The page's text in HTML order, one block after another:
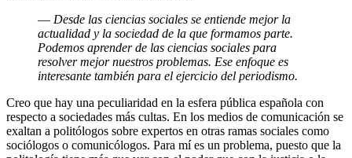
— Desde las ciencias sociales se entiende mejor la
actualidad y la sociedad de la que formamos parte.
Podemos aprender de las ciencias sociales para
resolver mejor nuestros problemas. Ese enfoque es
interesante también para el ejercicio del periodismo.
Creo que hay una peculiaridad en la esfera pública española con
respecto a sociedades más cultas. En los medios de comunicación se
exaltan a politólogos sobre expertos en otras ramas sociales como
sociólogos o comunicólogos. Para mí es un problema, puesto que la